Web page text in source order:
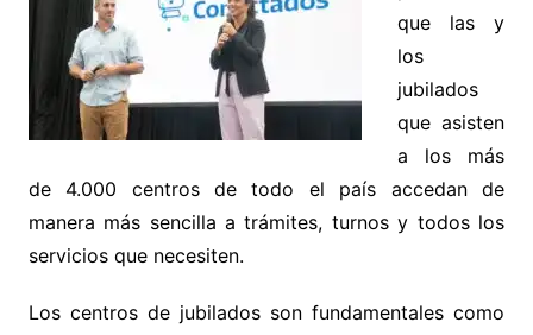
que las y
los
jubilados
que asisten
a los más
de 4.000 centros de todo el país accedan de
manera más sencilla a trámites, turnos y todos los
servicios que necesiten.
Los centros de jubilados son fundamentales como